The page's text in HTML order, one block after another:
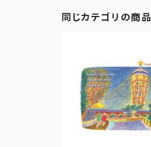
同じカテゴリの商品